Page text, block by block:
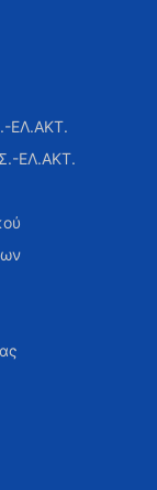
ΕΛ.ΑΚΤ.
ΕΛ.ΑΚΤ.